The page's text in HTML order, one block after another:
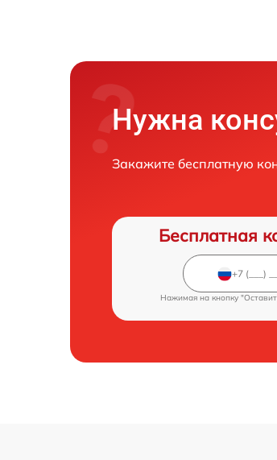
Нужна
Закажите бесплатную
Бесплатная
Нажимая на кнопку